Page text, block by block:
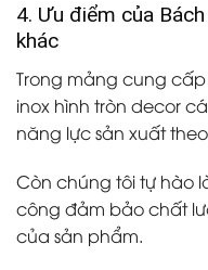
4. Ưu điểm của
khác
Trong mảng cung
inox hình tròn decor
năng lực sản xuất
Còn chúng tôi tự hào
công đảm bảo chất
của sản phẩm.